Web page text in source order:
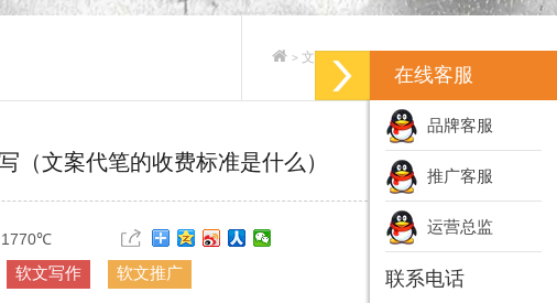
> 文案策划_专业文案策划公司
（文案代笔的收费标准是什么）
软文写作 软文推广
在线客服
品牌客服
推广客服
运营总监
联系电话